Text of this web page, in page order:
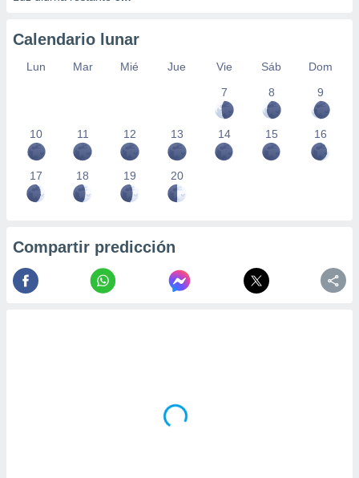
Calendario lunar
Lun Mar Mié Jue Vie Sáb
Dom
7
8 9
10 11 12 13 14 15 16
17 18 19 20
Compartir predicción